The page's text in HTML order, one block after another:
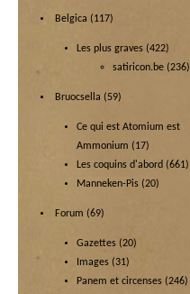
Belgica (117)
Les plus graves (422)
satiricon.be (236)
Bruocsella (59)
Ce qui est Atomium est
Ammonium (17)
Les coquins d'abord (661)
Manneken-Pis (20)
Forum (69)
Gazettes (20)
Images (31)
Panem et circenses (246)